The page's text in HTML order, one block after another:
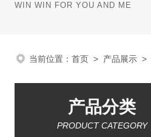
WIN WIN FOR YOU AND ME
当前位置： 首页 > 产品展示 >
产品分类
PRODUCT CATEGORY